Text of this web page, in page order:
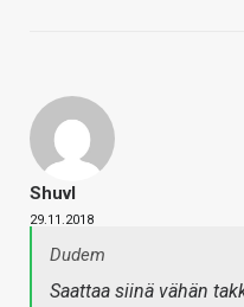
Shuvl
29.11.2018
Dudem
Saattaa siinä vähän